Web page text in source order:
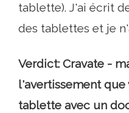
tablette). J'ai écrit
des tablettes et je
Verdict: Cravate -
l'avertissement
tablette avec un